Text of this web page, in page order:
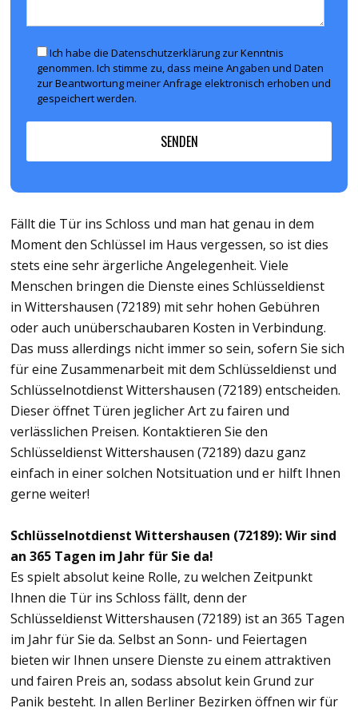
Ich habe die Datenschutzerklärung zur Kenntnis
genommen. Ich stimme zu, dass meine Angaben und Daten
zur Beantwortung meiner Anfrage elektronisch erhoben und
gespeichert werden.
Fällt die Tür ins Schloss und man hat genau in dem
Moment den Schlüssel im Haus vergessen, so ist dies
stets eine sehr ärgerliche Angelegenheit. Viele
Menschen bringen die Dienste eines Schlüsseldienst
in Wittershausen (72189) mit sehr hohen Gebühren
oder auch unüberschaubaren Kosten in Verbindung.
Das muss allerdings nicht immer so sein, sofern Sie sich
für eine Zusammenarbeit mit dem Schlüsseldienst und
Schlüsselnotdienst Wittershausen (72189) entscheiden.
Dieser öffnet Türen jeglicher Art zu fairen und
verlässlichen Preisen. Kontaktieren Sie den
Schlüsseldienst Wittershausen (72189) dazu ganz
einfach in einer solchen Notsituation und er hilft Ihnen
gerne weiter!
Schlüsselnotdienst Wittershausen (72189): Wir sind
an 365 Tagen im Jahr für Sie da!
Es spielt absolut keine Rolle, zu welchen Zeitpunkt
Ihnen die Tür ins Schloss fällt, denn der
Schlüsseldienst Wittershausen (72189) ist an 365 Tagen
im Jahr für Sie da. Selbst an Sonn- und Feiertagen
bieten wir Ihnen unsere Dienste zu einem attraktiven
und fairen Preis an, sodass absolut kein Grund zur
Panik besteht. In allen Berliner Bezirken öffnen wir für